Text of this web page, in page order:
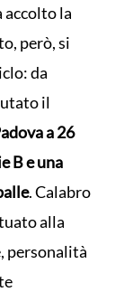
accolto la
però, si
da
il
a 26
B e una
. Calabro
alla
personalità